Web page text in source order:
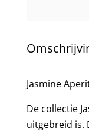
Jasmine
De collectie
uitgebreid is.